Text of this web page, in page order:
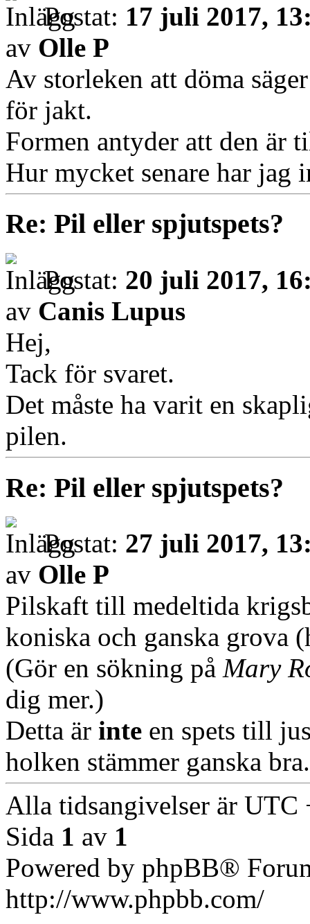
Postat: 17 juli 2017,
av Olle P
Av storleken att döma
för jakt.
Formen antyder att den är
Hur mycket senare har jag
Re: Pil eller spjutspets?
Postat: 20 juli 2017,
av Canis Lupus
Hej,
Tack för svaret.
Det måste ha varit en
pilen.
Re: Pil eller spjutspets?
Postat: 27 juli 2017,
av Olle P
Pilskaft till medeltida
koniska och ganska grova
(Gör en sökning på Mary
dig mer.)
Detta är inte en spets till
holken stämmer ganska bra.
Alla tidsangivelser är UTC
Sida 1 av 1
Powered by phpBB®
http://www.phpbb.com/